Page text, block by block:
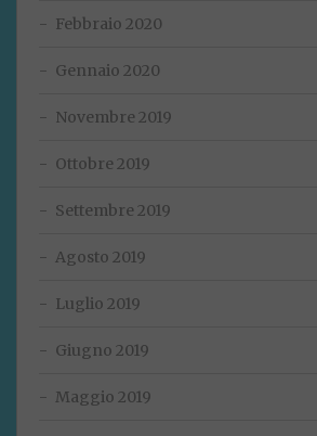
Febbraio 2020
Gennaio 2020
Novembre 2019
Ottobre 2019
Settembre 2019
Agosto 2019
Luglio 2019
Giugno 2019
Maggio 2019